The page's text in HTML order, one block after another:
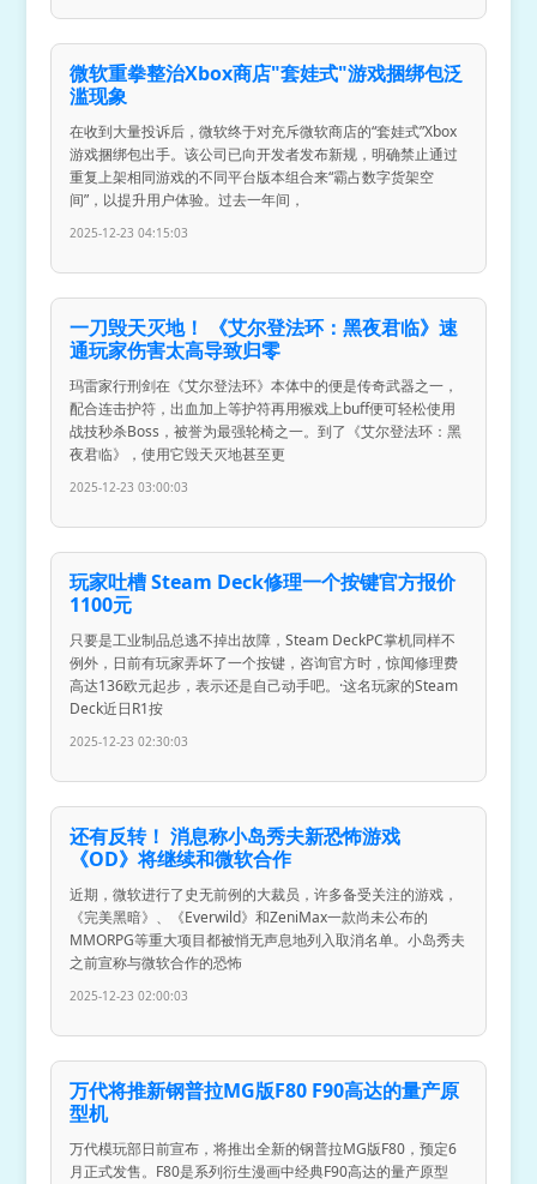
微软重拳整治Xbox商店"套娃式"游戏捆绑包泛
滥现象
在收到大量投诉后，微软终于对充斥微软商店的“套娃式”Xbox
游戏捆绑包出手。该公司已向开发者发布新规，明确禁止通过
重复上架相同游戏的不同平台版本组合来“霸占数字货架空
间”，以提升用户体验。过去一年间，
2025-12-23 04:15:03
一刀毁天灭地！ 《艾尔登法环：黑夜君临》速
通玩家伤害太高导致归零
玛雷家行刑剑在《艾尔登法环》本体中的便是传奇武器之一，
配合连击护符，出血加上等护符再用猴戏上buff便可轻松使用
战技秒杀Boss，被誉为最强轮椅之一。到了《艾尔登法环：黑
夜君临》，使用它毁天灭地甚至更
2025-12-23 03:00:03
玩家吐槽 Steam Deck修理一个按键官方报价
1100元
只要是工业制品总逃不掉出故障，Steam DeckPC掌机同样不
例外，日前有玩家弄坏了一个按键，咨询官方时，惊闻修理费
高达136欧元起步，表示还是自己动手吧。·这名玩家的Steam
Deck近日R1按
2025-12-23 02:30:03
还有反转！ 消息称小岛秀夫新恐怖游戏
《OD》将继续和微软合作
近期，微软进行了史无前例的大裁员，许多备受关注的游戏，
《完美黑暗》、《Everwild》和ZeniMax一款尚未公布的
MMORPG等重大项目都被悄无声息地列入取消名单。小岛秀夫
之前宣称与微软合作的恐怖
2025-12-23 02:00:03
万代将推新钢普拉MG版F80 F90高达的量产原
型机
万代模玩部日前宣布，将推出全新的钢普拉MG版F80，预定6
月正式发售。F80是系列衍生漫画中经典F90高达的量产原型